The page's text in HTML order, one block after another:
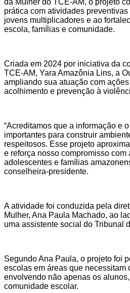
da Mulher do TCE-AM, o projeto
prática com atividades
jovens multiplicadores e ao
escola, famílias e comunidade.
Criada em 2024 por iniciativa da
TCE-AM, Yara Amazônia Lins, a
ampliando sua atuação com
acolhimento e prevenção à
“Acreditamos que a informação e
importantes para construir
respeitosos. Esse projeto
e reforça nosso compromisso com
adolescentes e famílias
conselheira-presidente.
A atividade foi conduzida pela
Mulher, Ana Paula Machado, ao
uma assistente social do Tribunal
Segundo Ana Paula, o projeto foi
escolas em áreas que necessitam
envolvendo não apenas os
comunidade escolar.